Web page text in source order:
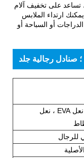
تساعد على تخفيف آلام
ارتداء الملابس
أو السباحة أو
مواصفات المنتج من Everpal & reg ؛ صنادل رجالية جلد
الجزء العلوي من الجلد الطبيعي ، نعل EVA ، نعل